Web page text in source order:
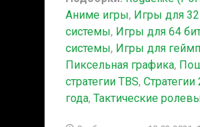
Аниме игры, Игры для
системы, Игры для 64
системы, Игры для
Пиксельная графика,
стратегии TBS, Стратегии
года, Тактические